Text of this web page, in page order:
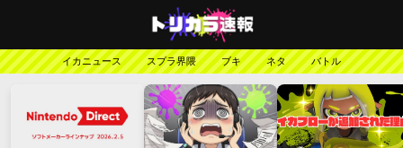
イカニュース スプラ界隈 ブキ ネタ バトル